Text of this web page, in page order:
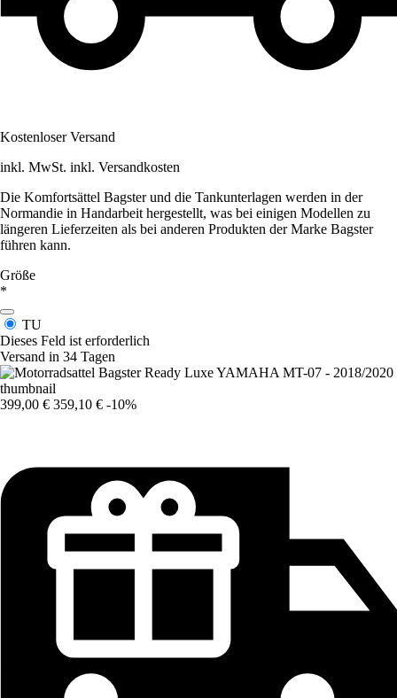
Kostenloser Versand
inkl. MwSt. inkl. Versandkosten
Die Komfortsättel Bagster und die Tankunterlagen werden in der
Normandie in Handarbeit hergestellt, was bei einigen Modellen zu
längeren Lieferzeiten als bei anderen Produkten der Marke Bagster
führen kann.
Größe
*
TU
Dieses Feld ist erforderlich
Versand in 34 Tagen
399,00 € 359,10 € -10%